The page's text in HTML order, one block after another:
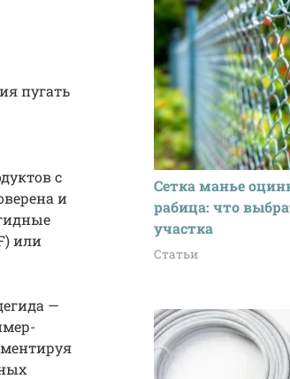
пугать
с
и
или
—
Сетка манье
рабица: что
участка
Статьи